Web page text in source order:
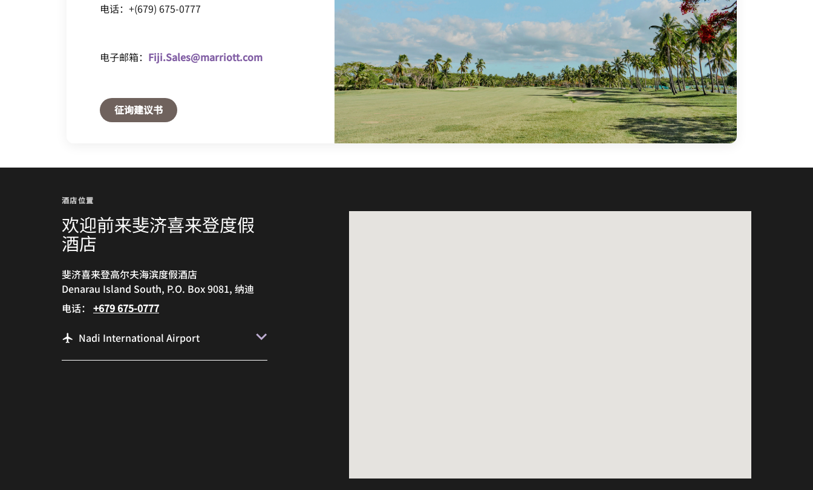
电话：+(679) 675-0777
电子邮箱： Fiji.Sales@marriott.com
征询建议书Open in New Tab
酒店位置
欢迎前来斐济喜来登度假
酒店
斐济喜来登高尔夫海滨度假酒店
Denarau Island South, P.O. Box 9081, 纳迪
电话： +679 675-0777
Nadi International Airport